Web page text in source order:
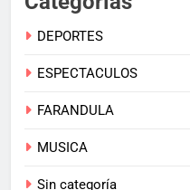
DEPORTES
ESPECTACULOS
FARANDULA
MUSICA
Sin categoría